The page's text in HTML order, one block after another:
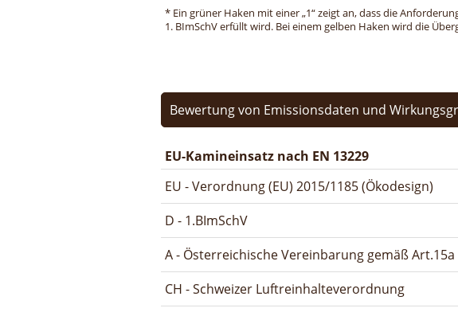
* Ein grüner Haken mit einer „1“ zeigt an, dass die
1. BImSchV erfüllt wird. Bei einem gelben Haken wird die
Bewertung von Emissionsdaten und
EU-Kamineinsatz nach EN 13229
EU - Verordnung (EU) 2015/1185 (Ökodesign)
D - 1.BImSchV
A - Österreichische Vereinbarung gemäß Art.15a
CH - Schweizer Luftreinhalteverordnung